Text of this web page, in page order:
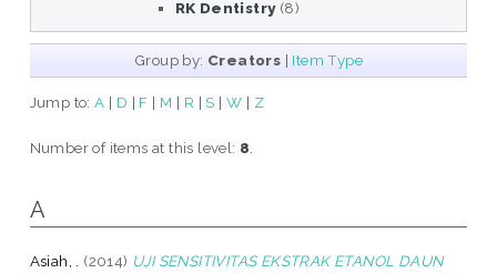
RK Dentistry(8)
Group by: Creators | Item Type
Jump to:A | D | F | M | R | S | W | Z
Number of items at this level: 8
A
Asiah, . (2014) UJI SENSITIVITAS EKSTRAK ETANOL DAUN